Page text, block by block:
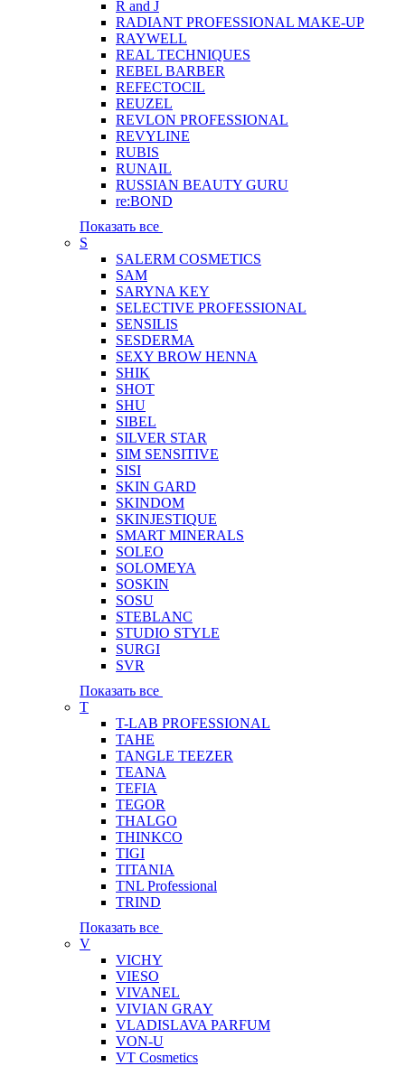
R and J
RADIANT PROFESSIONAL MAKE-UP
RAYWELL
REAL TECHNIQUES
REBEL BARBER
REFECTOCIL
REUZEL
REVLON PROFESSIONAL
REVYLINE
RUBIS
RUNAIL
RUSSIAN BEAUTY GURU
re:BOND
Показать все
S
SALERM COSMETICS
SAM
SARYNA KEY
SELECTIVE PROFESSIONAL
SENSILIS
SESDERMA
SEXY BROW HENNA
SHIK
SHOT
SHU
SIBEL
SILVER STAR
SIM SENSITIVE
SISI
SKIN GARD
SKINDOM
SKINJESTIQUE
SMART MINERALS
SOLEO
SOLOMEYA
SOSKIN
SOSU
STEBLANC
STUDIO STYLE
SURGI
SVR
Показать все
T
T-LAB PROFESSIONAL
TAHE
TANGLE TEEZER
TEANA
TEFIA
TEGOR
THALGO
THINKCO
TIGI
TITANIA
TNL Professional
TRIND
Показать все
V
VICHY
VIESO
VIVANEL
VIVIAN GRAY
VLADISLAVA PARFUM
VON-U
VT Cosmetics